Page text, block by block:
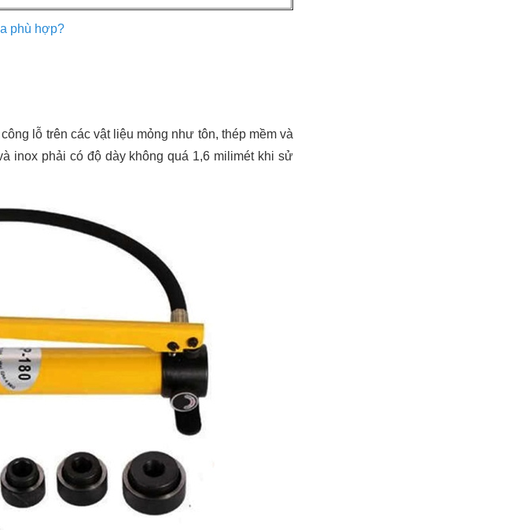
phù hợp?
lỗ trên các vật liệu mỏng như tôn, thép mềm và
inox phải có độ dày không quá 1,6 milimét khi sử